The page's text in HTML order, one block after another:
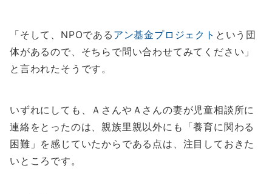
「そして、NPOである アン基金プロジェクト という団
体があるので、そちらで問い合わせてみてください」
と言われたそうです。
いずれにしても、ＡさんやＡさんの妻が児童相談所に
連絡をとったのは、親族里親以外にも「養育に関わる
困難」を感じていたからである点は、注目しておきた
いところです。